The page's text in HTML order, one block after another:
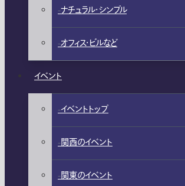
ナチュラル・シンプル
オフィス・ビルなど
イベント
イベントトップ
関西のイベント
関東のイベント